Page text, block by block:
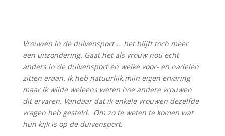
Vrouwen in de duivensport … het blijft toch meer
een uitzondering. Gaat het als vrouw nou echt
anders in de duivensport en welke voor- en nadelen
zitten eraan. Ik heb natuurlijk mijn eigen ervaring
maar ik wilde weleens weten hoe andere vrouwen
dit ervaren. Vandaar dat ik enkele vrouwen dezelfde
vragen heb gesteld. Om zo te weten te komen wat
hun kijk is op de duivensport.